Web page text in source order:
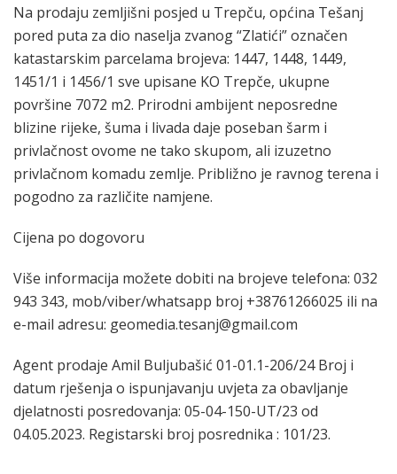
Na prodaju zemljišni posjed u Trepču, općina Tešanj
pored puta za dio naselja zvanog “Zlatići” označen
katastarskim parcelama brojeva: 1447, 1448, 1449,
1451/1 i 1456/1 sve upisane KO Trepče, ukupne
površine 7072 m2. Prirodni ambijent neposredne
blizine rijeke, šuma i livada daje poseban šarm i
privlačnost ovome ne tako skupom, ali izuzetno
privlačnom komadu zemlje. Približno je ravnog terena i
pogodno za različite namjene.
Cijena po dogovoru
Više informacija možete dobiti na brojeve telefona: 032
943 343, mob/viber/whatsapp broj +38761266025 ili na
e-mail adresu: geomedia.tesanj@gmail.com
Agent prodaje Amil Buljubašić 01-01.1-206/24 Broj i
datum rješenja o ispunjavanju uvjeta za obavljanje
djelatnosti posredovanja: 05-04-150-UT/23 od
04.05.2023. Registarski broj posrednika : 101/23.